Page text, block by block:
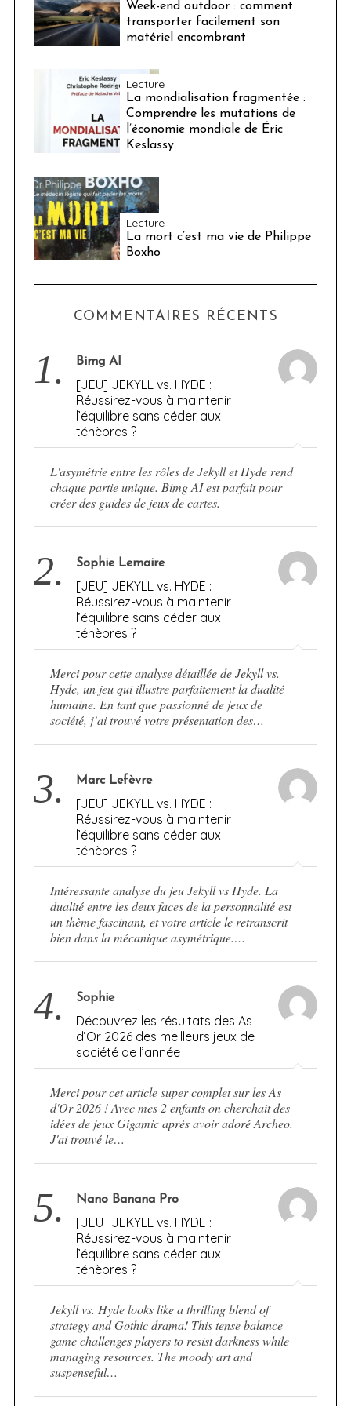
Week-end outdoor : comment
transporter facilement son
matériel encombrant
Lecture
La mondialisation fragmentée :
Comprendre les mutations de
l’économie mondiale de Éric
Keslassy
Lecture
La mort c’est ma vie de Philippe
Boxho
COMMENTAIRES RÉCENTS
1. Bimg AI
[JEU] JEKYLL vs. HYDE :
Réussirez-vous à maintenir
l’équilibre sans céder aux
ténèbres ?
L'asymétrie entre les rôles de Jekyll et Hyde rend
chaque partie unique. Bimg AI est parfait pour
créer des guides de jeux de cartes.
2. Sophie Lemaire
[JEU] JEKYLL vs. HYDE :
Réussirez-vous à maintenir
l’équilibre sans céder aux
ténèbres ?
Merci pour cette analyse détaillée de Jekyll vs.
Hyde, un jeu qui illustre parfaitement la dualité
humaine. En tant que passionné de jeux de
société, j’ai trouvé votre présentation des…
3. Marc Lefèvre
[JEU] JEKYLL vs. HYDE :
Réussirez-vous à maintenir
l’équilibre sans céder aux
ténèbres ?
Intéressante analyse du jeu Jekyll vs Hyde. La
dualité entre les deux faces de la personnalité est
un thème fascinant, et votre article le retranscrit
bien dans la mécanique asymétrique.…
4. Sophie
Découvrez les résultats des As
d’Or 2026 des meilleurs jeux de
société de l’année
Merci pour cet article super complet sur les As
d'Or 2026 ! Avec mes 2 enfants on cherchait des
idées de jeux Gigamic après avoir adoré Archeo.
J'ai trouvé le…
5. Nano Banana Pro
[JEU] JEKYLL vs. HYDE :
Réussirez-vous à maintenir
l’équilibre sans céder aux
ténèbres ?
Jekyll vs. Hyde looks like a thrilling blend of
strategy and Gothic drama! This tense balance
game challenges players to resist darkness while
managing resources. The moody art and
suspenseful…